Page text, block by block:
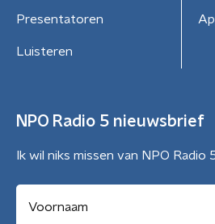
Presentatoren
Luisteren
NPO Radio 5 nieuwsbrief
Ik wil niks missen van NPO Radio